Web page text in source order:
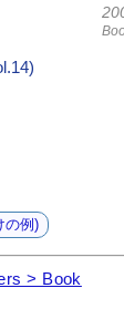
の例)
> Book